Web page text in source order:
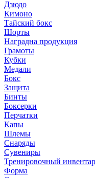
Дзюдо
Кимоно
Тайский бокс
Шорты
Наградна продукция
Грамоты
Кубки
Медали
Бокс
Защита
Бинты
Боксерки
Перчатки
Капы
Шлемы
Снаряды
Сувениры
Тренировочный
Форма